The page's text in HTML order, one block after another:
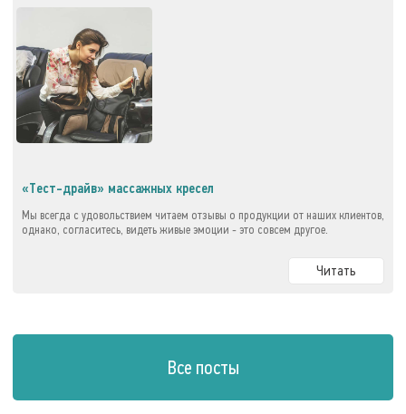
«Тест-драйв» массажных кресел
Мы всегда с удовольствием читаем отзывы о продукции от наших клиентов,
однако, согласитесь, видеть живые эмоции - это совсем другое.
Читать
Все посты